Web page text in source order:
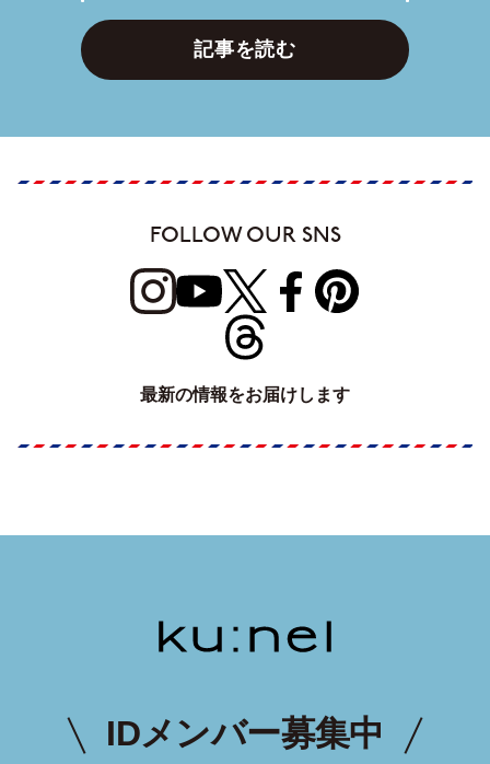
記事を読む
FOLLOW OUR SNS
最新の情報をお届けします
IDメンバー募集中